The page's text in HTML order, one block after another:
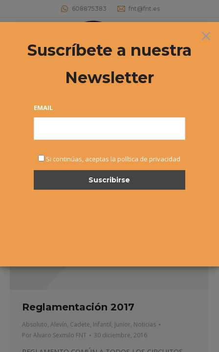
608875383 fnt@fnt.es
Buscar:
Archivos diarios:30 diciembre, 2016
Reglamentación 2017
Absoluto, Alevín, Cadete, Infantil, Junior, Noticias
PorAlvaro Sexmilo FNT 30 diciembre, 2016
×
Suscríbete a nuestra
Newsletter
EMAIL
Si continúas, aceptas la política de privacidad